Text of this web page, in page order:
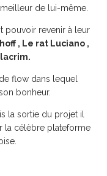
de lui-même.
pouvoir revenir à leur
, Le rat Luciano ,
flow dans lequel
bonheur.
la sortie du projet il
la célèbre plateforme